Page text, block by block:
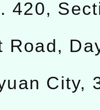
420,
Road,
City,